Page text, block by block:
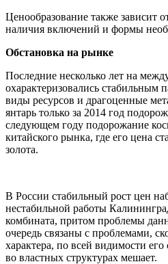
Ценообразование также зависит
наличия включений и формы
Обстановка на рынке
Последние несколько лет на
охарактеризовались стабильным
виды ресурсов и драгоценные
янтарь только за 2014 год
следующем году подорожание
китайского рынка, где его цена
золота.
В России стабильный рост цен
нестабильной работы
комбината, притом проблемы
очередь связаны с проблемами,
характера, по всей видимости его
во властных структурах мешает.